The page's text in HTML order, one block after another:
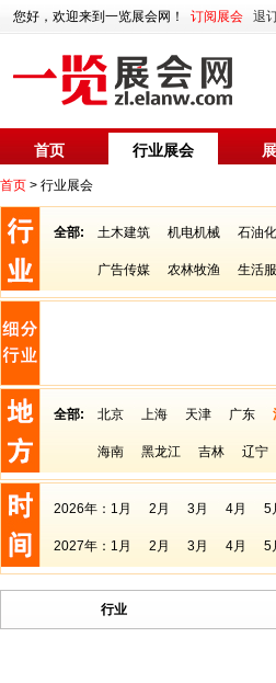
您好，欢迎来到一览展会网！ 订阅展会 退
首页 行业展会
首页 > 行业展会
全部: 土木建筑 机电机械 石油
广告传媒 农林牧渔 生活
全部: 北京 上海 天津 广东
海南 黑龙江 吉林 辽宁
2026年： 1月 2月 3月 4月 5
2027年： 1月 2月 3月 4月 5
行业